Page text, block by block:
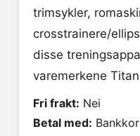
trimsykler,
crosstrainere/
disse
varemerkene
Fri frakt: Nei
Betal med: